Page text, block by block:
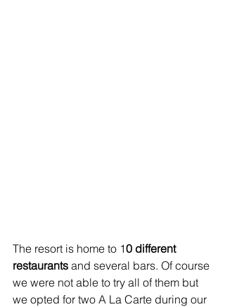
The resort is home to 10 different
restaurants and several bars. Of course
we were not able to try all of them but
we opted for two A La Carte during our